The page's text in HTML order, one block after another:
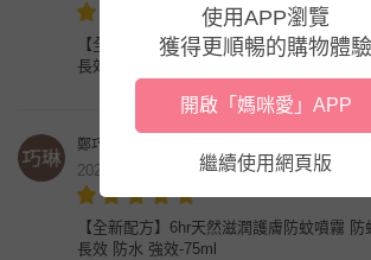
【全新配方】7hr天然植萃長效防蚊噴霧 防
長效 防水 強效-75ml
鄭巧琳
2023年10月
【全新配方】6hr天然滋潤護膚防蚊噴霧 防
長效 防水 強效-75ml
使用APP瀏覽
獲得更順暢的購物體驗
開啟「媽咪愛」APP
繼續使用網頁版